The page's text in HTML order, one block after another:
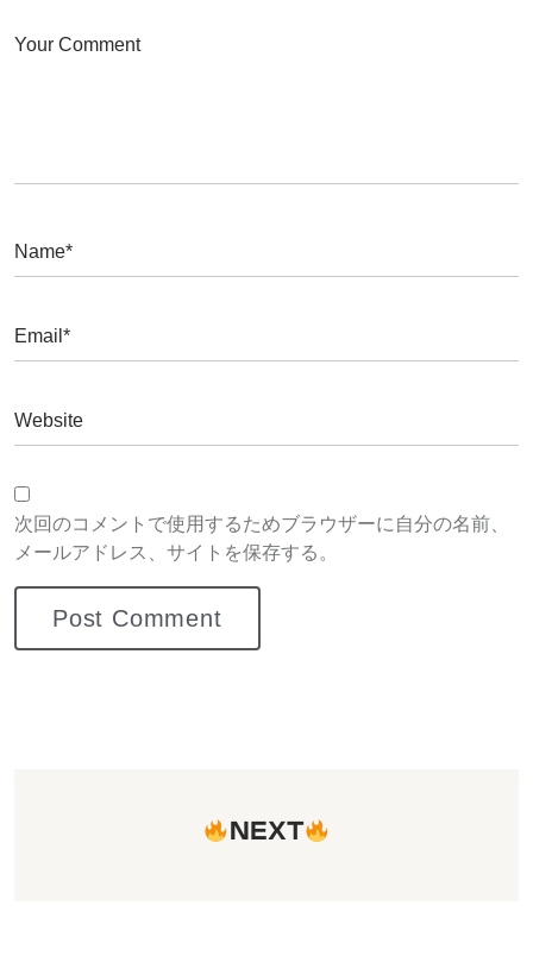
次回のコメントで使用するためブラウザーに自分の名前、
メールアドレス、サイトを保存する。
NEXT